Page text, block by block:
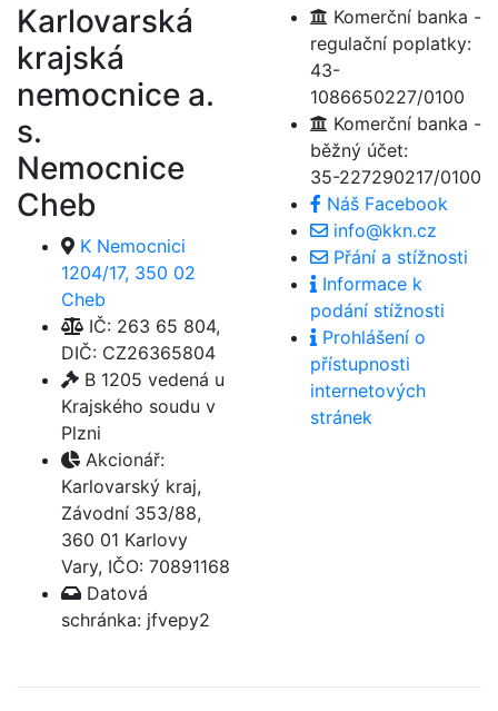
Karlovarská
krajská
nemocnice a.
s.
Nemocnice
Cheb
K Nemocnici
1204/17, 350 02
Cheb
IČ: 263 65 804,
DIČ: CZ26365804
B 1205 vedená u
Krajského soudu v
Plzni
Akcionář:
Karlovarský kraj,
Závodní 353/88,
360 01 Karlovy
Vary, IČO: 70891168
Datová
schránka: jfvepy2
Komerční banka -
regulační poplatky:
43-
1086650227/0100
Komerční banka -
běžný účet:
35-227290217/0100
Náš Facebook
info@kkn.cz
Přání a stížnosti
Informace k
podání stížnosti
Prohlášení o
přístupnosti
internetových
stránek